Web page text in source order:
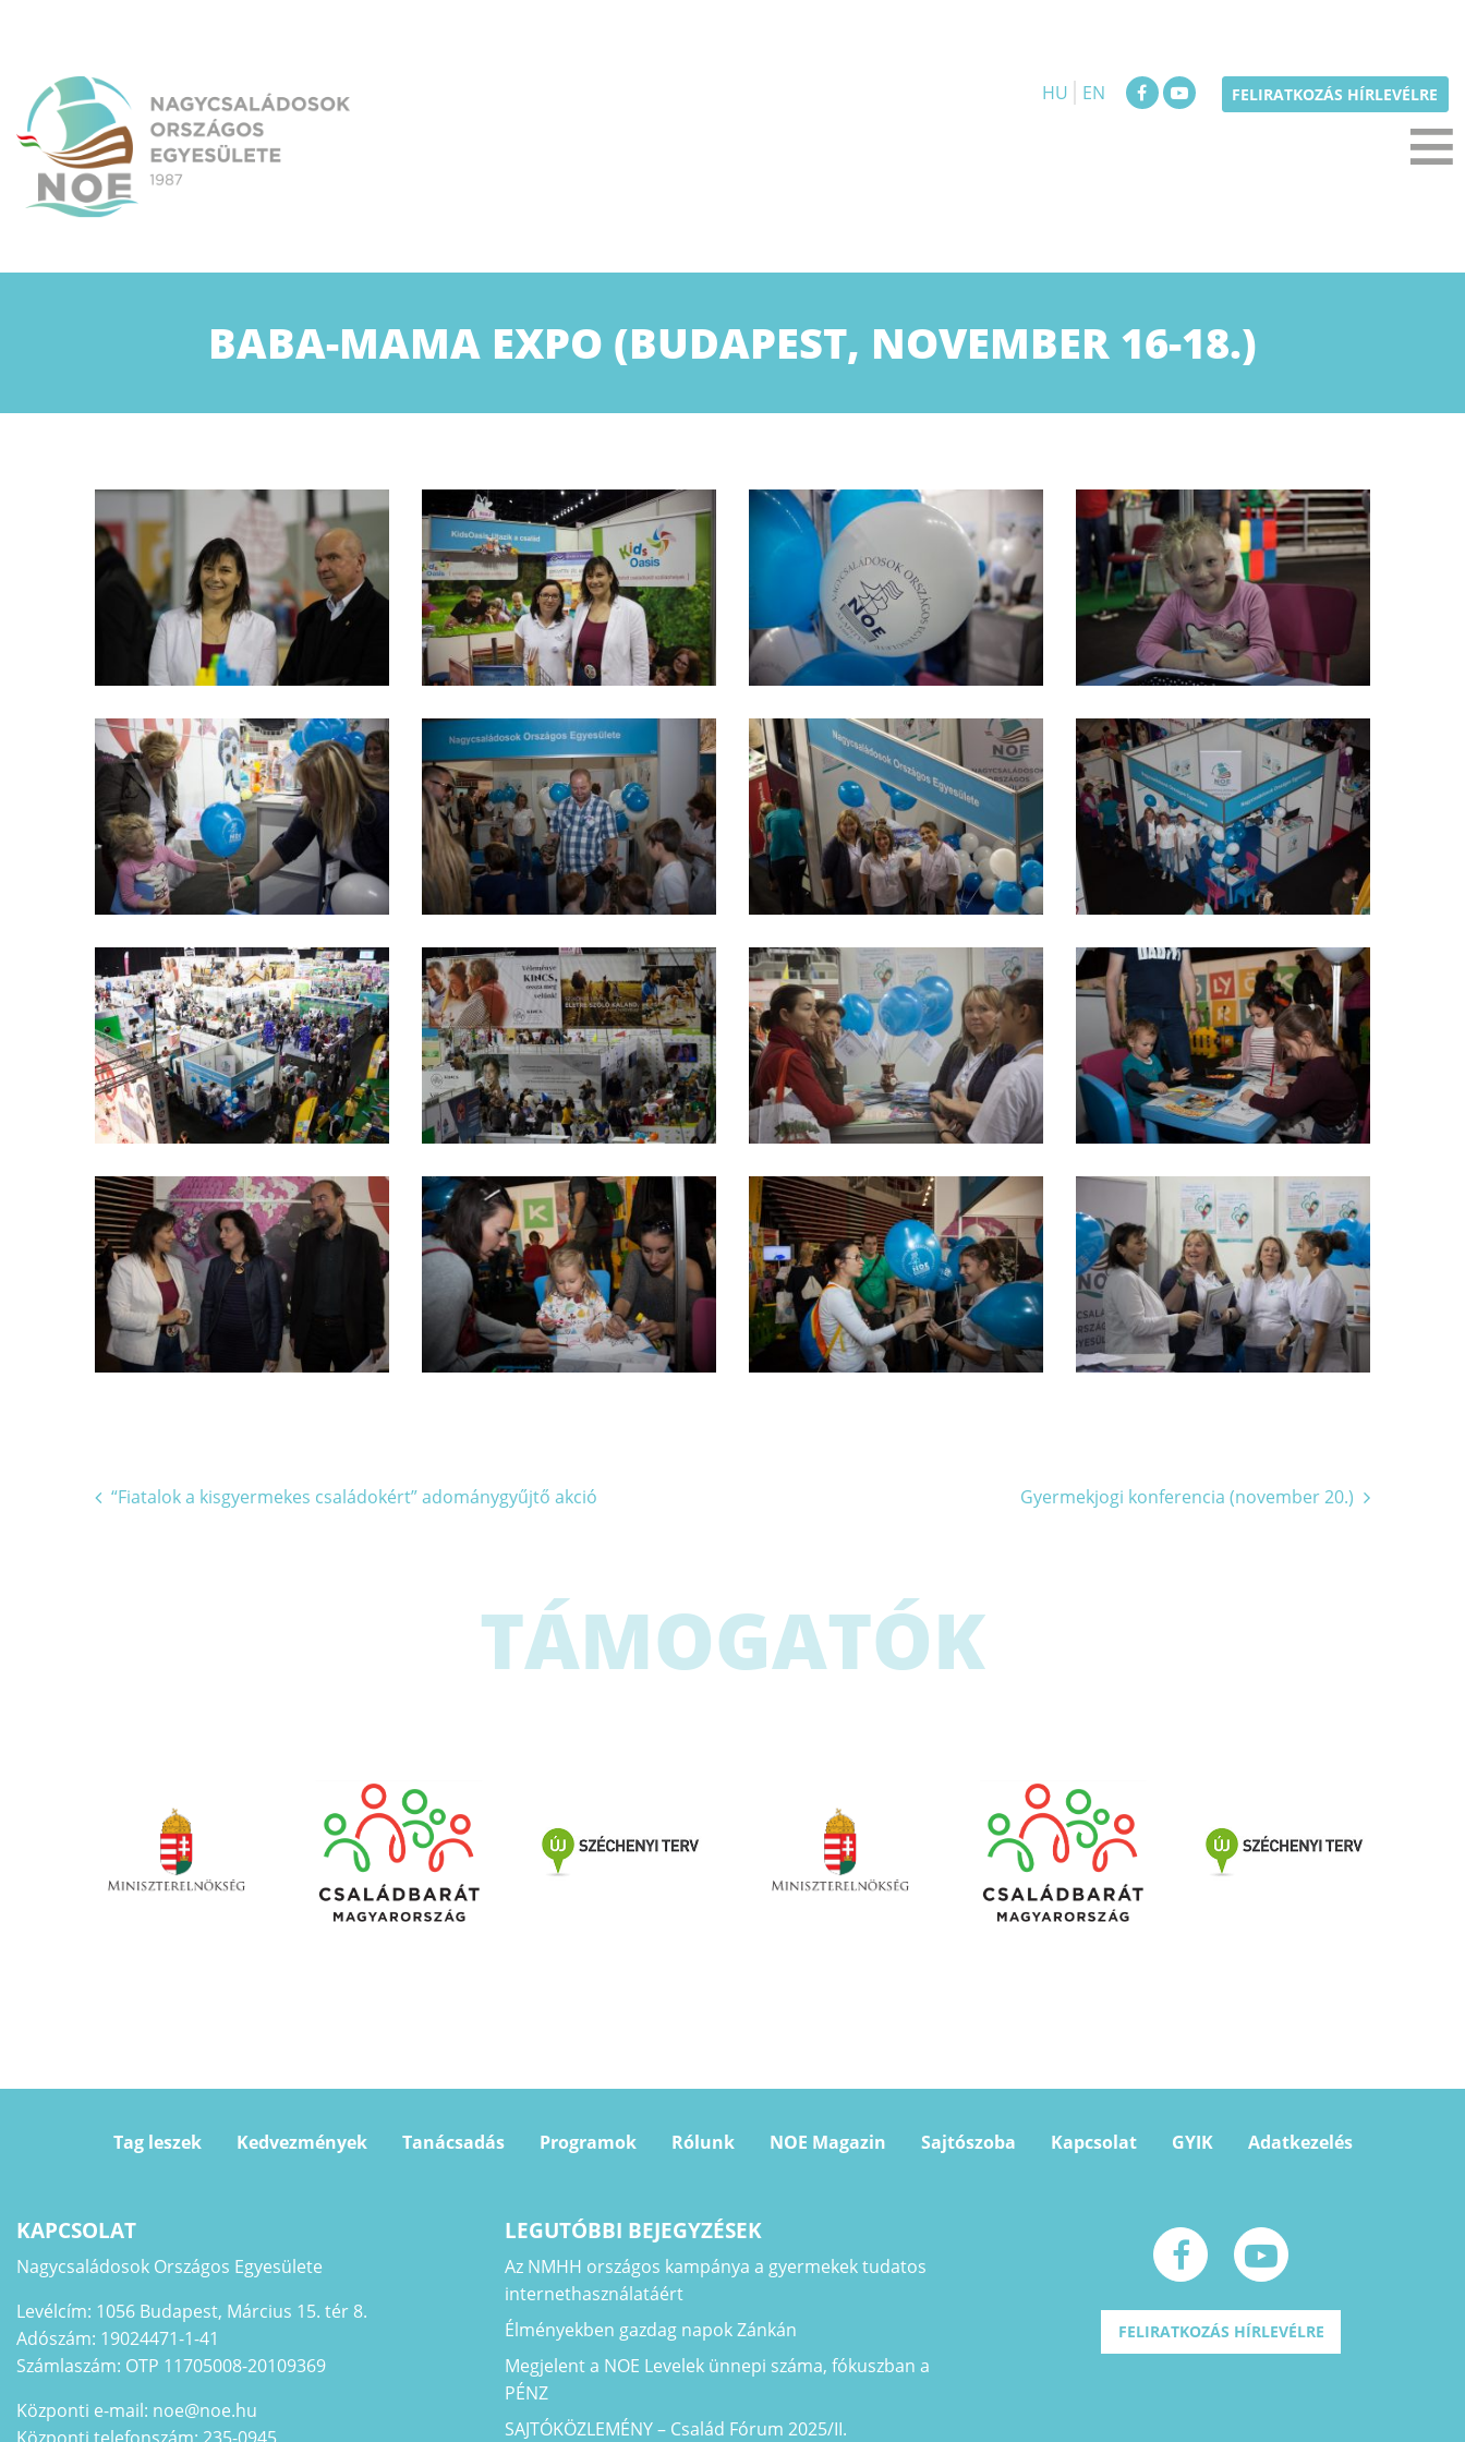
HU EN FELIRATKOZÁS HÍRLEVÉLRE
≡
BABA-MAMA EXPO (BUDAPEST, NOVEMBER 16-18.)
Bejegyzés
“Fiatalok a kisgyermekes családokért” adománygyűjtő akció Gyermekjogi konferencia (november 20.)
TÁMOGATÓK
Tag leszek Kedvezmények Tanácsadás Programok Rólunk NOE Magazin Sajtószoba Kapcsolat GYIK Adatkezelés
KAPCSOLAT
Nagycsaládosok Országos Egyesülete
Levélcím: 1056 Budapest, Március 15. tér 8.
Adószám: 19024471-1-41
Számlaszám: OTP 11705008-20109369
Központi e-mail: noe@noe.hu
LEGUTÓBBI BEJEGYZÉSEK
Az NMHH országos kampánya a gyermekek tudatos
internethasználatáért
Élményekben gazdag napok Zánkán
Megjelent a NOE Levelek ünnepi száma, fókuszban a
PÉNZ
SAJTÓKÖZLEMÉNY – Család Fórum 2025/II.
FELIRATKOZÁS HÍRLEVÉLRE